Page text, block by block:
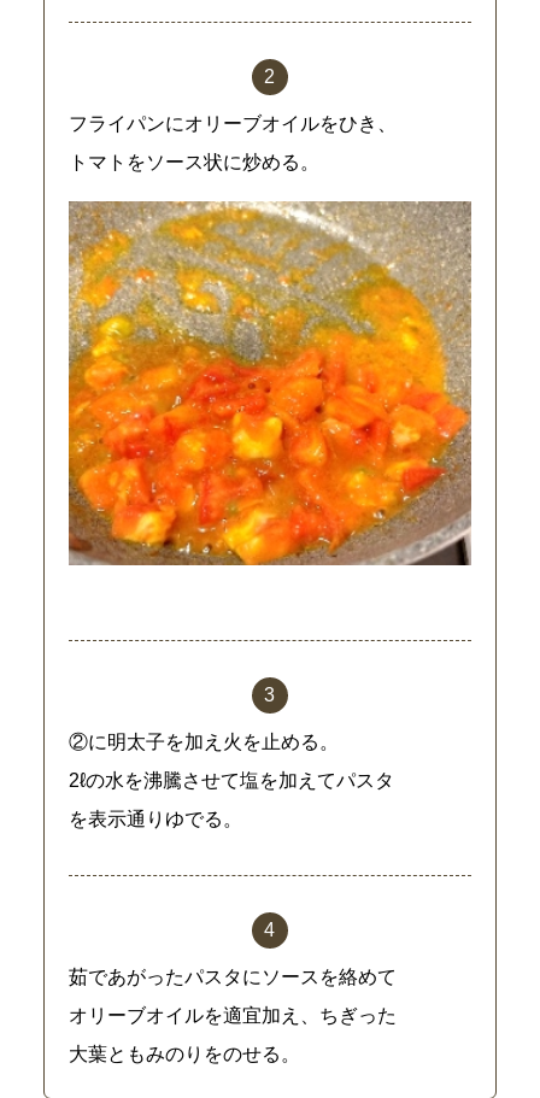
フライパンにオリーブオイルをひき、
トマトをソース状に炒める。
②に明太子を加え火を止める。
2ℓの水を沸騰させて塩を加えてパスタ
を表示通りゆでる。
茹であがったパスタにソースを絡めて
オリーブオイルを適宜加え、ちぎった
大葉ともみのりをのせる。